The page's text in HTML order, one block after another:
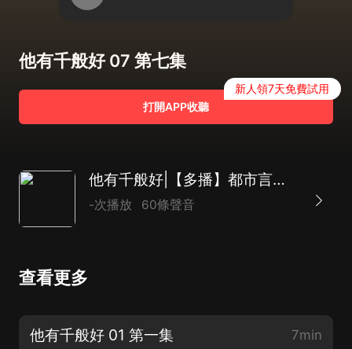
他有千般好 07 第七集
打開APP收聽
新人領7天免費試用
他有千般好|【多播】都市言情|霸道總裁|先婚后愛|豪門世家|甜寵|短篇
-次播放 60條聲音
查看更多
他有千般好 01 第一集 7min